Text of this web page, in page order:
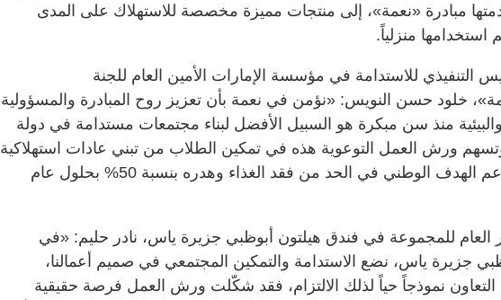
مبادرة «نعمة»، إلى منتجات مميزة مخصصة للاستهلاك على المدى
استخدامها منزلياً.
التنفيذي للاستدامة في مؤسسة الإمارات الأمين العام للجنة
خلود حسن النويس: «نؤمن في نعمة بأن تعزيز روح المبادرة والمسؤولية
والبيئية منذ سن مبكرة هو السبيل الأفضل لبناء مجتمعات مستدامة في دولة
وتسهم ورش العمل التوعوية هذه في تمكين الطلاب من تبني عادات استهلاكية
مسؤولة تدعم الهدف الوطني في الحد من فقد الغذاء وهدره بنسبة 50% بحلول عام
العام للمجموعة في فندق هيلتون أبوظبي جزيرة ياس، نادر حليم: «في
جزيرة ياس، نضع الاستدامة والتمكين المجتمعي في صميم أعمالنا،
نموذجاً حياً لذلك الالتزام، فقد شكّلت ورش العمل فرصة حقيقية